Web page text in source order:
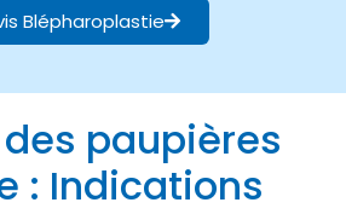
Blépharoplastie
paupières
: Indications